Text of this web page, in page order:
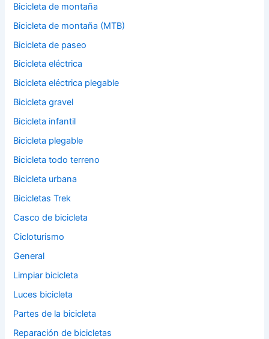
Bicicleta de montaña
Bicicleta de montaña (MTB)
Bicicleta de paseo
Bicicleta eléctrica
Bicicleta eléctrica plegable
Bicicleta gravel
Bicicleta infantil
Bicicleta plegable
Bicicleta todo terreno
Bicicleta urbana
Bicicletas Trek
Casco de bicicleta
Cicloturismo
General
Limpiar bicicleta
Luces bicicleta
Partes de la bicicleta
Reparación de bicicletas